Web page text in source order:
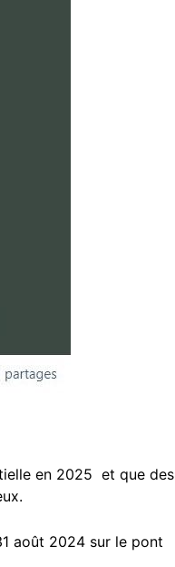
en 2025 et que des
août 2024 sur le pont